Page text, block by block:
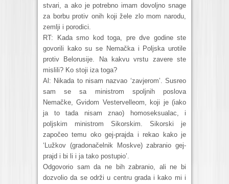
stvari, a ako je potrebno imam dovoljno snage
za borbu protiv onih koji žele zlo mom narodu,
zemlji i porodici.
RT: Kada smo kod toga, pre dve godine ste
govorili kako su se Nemačka i Poljska urotile
protiv Belorusije. Na kakvu vrstu zavere ste
mislili? Ko stoji iza toga?
Al: Nikada to nisam nazvao ‘zavjerom’. Susreo
sam se sa ministrom spoljnih poslova
Nemačke, Gvidom Vestervelleom, koji je (iako
ja to tada nisam znao) homoseksualac, i
poljskim ministrom Sikorskim. Sikorski je
započeo temu oko gej-prajda i rekao kako je
‘Lužkov (gradonačelnik Moskve) zabranio gej-
prajd i bi li i ja tako postupio’.
Odgovorio sam da ne bih zabranio, ali ne bi
dozvolio da se održi u centru grada i kako mi i